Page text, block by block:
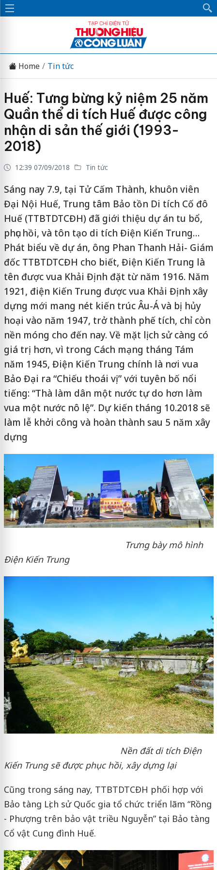
Home Tin tức
Huế: Tưng bừng kỷ niệm 25 năm
Quần thể di tích Huế được công
nhận di sản thế giới (1993-
2018)
12:39 07/09/2018 Tin tức
Sáng nay 7.9, tại Tử Cấm Thành, khuôn viên
Đại Nội Huế, Trung tâm Bảo tồn Di tích Cố đô
Huế (TTBTDTCĐH) đã giới thiệu dự án tu bổ,
phục hồi, và tôn tạo di tích Điện Kiến Trung…
Phát biểu về dự án, ông Phan Thanh Hải- Giám
đốc TTBTDTCĐH cho biết, Điện Kiến Trung là
tên được vua Khải Định đặt từ năm 1916. Năm
1921, điện Kiến Trung được vua Khải Định xây
dựng mới mang nét kiến trúc Âu-Á và bị hủy
hoại vào năm 1947, trở thành phế tích, chỉ còn
nền móng cho đến nay. Về mặt lịch sử càng có
giá trị hơn, vì trong Cách mạng tháng Tám
năm 1945, Điện Kiến Trung chính là nơi vua
Bảo Đại ra “Chiếu thoái vị” với tuyên bố nổi
tiếng: “Thà làm dân một nước tự do hơn làm
vua một nước nô lệ”. Dự kiến tháng 10.2018 sẽ
làm lễ khởi công và hoàn thành sau 5 năm xây
dựng
Trưng bày mô hình
Điện Kiến Trung
Nền đất di tích Điện
Kiến Trung sẽ được phục hồi, xây dựng lại
Cũng trong sáng nay, TTBTDTCĐH phối hợp với
Bảo tàng Lịch sử Quốc gia tổ chức triển lãm “Rồng
- Phượng trên bảo vật triều Nguyễn” tại Bảo tàng
Cổ vật Cung đình Huế.